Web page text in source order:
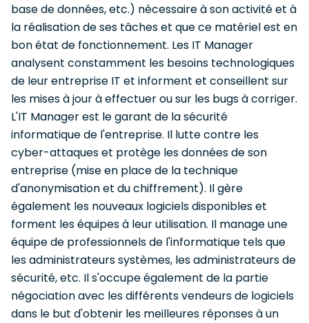
base de données, etc.) nécessaire à son activité et à
la réalisation de ses tâches et que ce matériel est en
bon état de fonctionnement. Les IT Manager
analysent constamment les besoins technologiques
de leur entreprise IT et informent et conseillent sur
les mises à jour à effectuer ou sur les bugs à corriger.
L'IT Manager est le garant de la sécurité
informatique de l'entreprise. Il lutte contre les
cyber-attaques et protège les données de son
entreprise (mise en place de la technique
d'anonymisation et du chiffrement). Il gère
également les nouveaux logiciels disponibles et
forment les équipes à leur utilisation. Il manage une
équipe de professionnels de l'informatique tels que
les administrateurs systèmes, les administrateurs de
sécurité, etc. Il s'occupe également de la partie
négociation avec les différents vendeurs de logiciels
dans le but d'obtenir les meilleures réponses à un